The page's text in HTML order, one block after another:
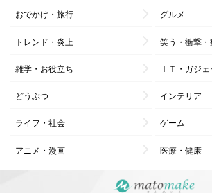
おでかけ・旅行 グルメ
トレンド・炎上 笑う・衝撃・
雑学・お役立ち ＩＴ・ガジェ
どうぶつ インテリア
ライフ・社会 ゲーム
アニメ・漫画 医療・健康